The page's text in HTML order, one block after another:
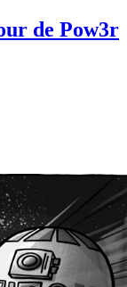
de Pow3r